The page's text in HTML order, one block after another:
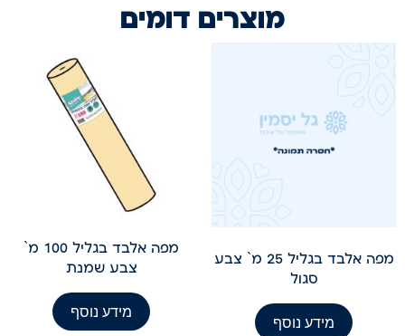
מוצרים דומים
מפה אלבד בגליל 25 מ` צבע
סגול
מידע נוסף
מפה אלבד בגליל 100 מ`
צבע שמנת
מידע נוסף